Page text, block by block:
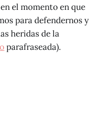
el momento en que
para defendernos y
heridas de la
parafraseada).